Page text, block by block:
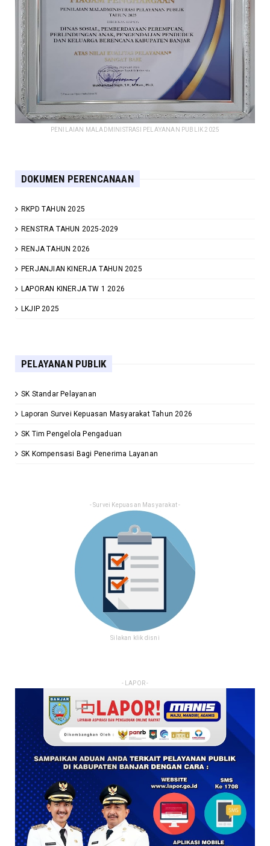
PENILAIAN MALADMINISTRASI PELAYANAN PUBLIK 2025
DOKUMEN PERENCANAAN
RKPD TAHUN 2025
RENSTRA TAHUN 2025-2029
RENJA TAHUN 2026
PERJANJIAN KINERJA TAHUN 2025
LAPORAN KINERJA TW 1 2026
LKJIP 2025
PELAYANAN PUBLIK
SK Standar Pelayanan
Laporan Survei Kepuasan Masyarakat Tahun 2026
SK Tim Pengelola Pengaduan
SK Kompensasi Bagi Penerima Layanan
- Survei Kepuasan Masyarakat -
Silakan klik disni
- LAPOR -